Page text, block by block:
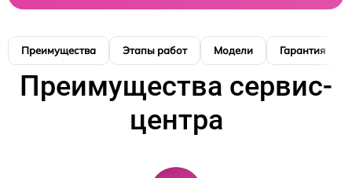
Преимущества Этапы работ Модели Гарантия
Преимущества сервис-
центра